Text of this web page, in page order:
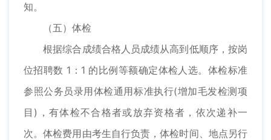
知。
（五）体检
根据综合成绩合格人员成绩从高到低顺序，按岗
位招聘数 1：1 的比例等额确定体检人选。体检标准
参照公务员录用体检通用标准执行(增加毛发检测项
目)，有体检不合格者或放弃资格者，依次递补一
次。体检费用由考生自行负责，体检时间、地点另行